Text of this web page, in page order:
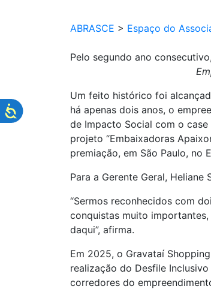
ABRASCE > Espaço do
Pelo segundo ano
Um feito histórico foi
há apenas dois anos, o
de Impacto Social com o case
projeto “Embaixadoras
premiação, em São Paulo, no
Para a Gerente Geral,
“Sermos reconhecidos com
conquistas muito
daqui”, afirma.
Em 2025, o Gravataí
realização do Desfile
corredores do